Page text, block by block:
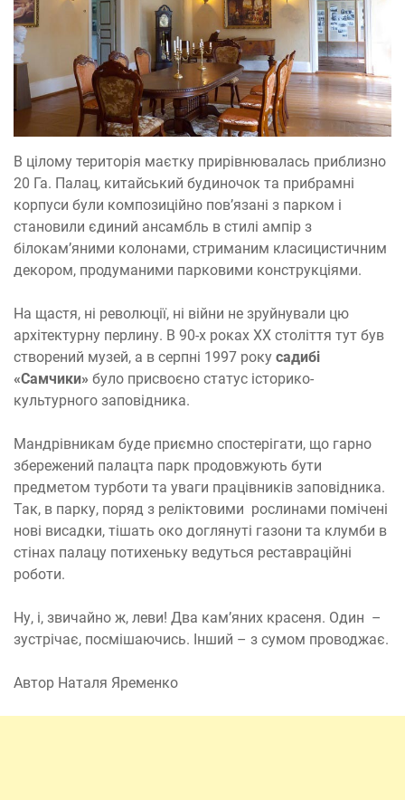
В цілому територія маєтку прирівнювалась приблизно
20 Га. Палац, китайський будиночок та прибрамні
корпуси були композиційно пов’язані з парком і
становили єдиний ансамбль в стилі ампір з
білокам’яними колонами, стриманим класицистичним
декором, продуманими парковими конструкціями.
На щастя, ні революції, ні війни не зруйнували цю
архітектурну перлину. В 90-х роках ХХ століття тут був
створений музей, а в серпні 1997 року садибі
«Самчики» було присвоєно статус історико-
культурного заповідника.
Мандрівникам буде приємно спостерігати, що гарно
збережений палацта парк продовжують бути
предметом турботи та уваги працівників заповідника.
Так, в парку, поряд з реліктовими рослинами помічені
нові висадки, тішать око доглянуті газони та клумби в
стінах палацу потихеньку ведуться реставраційні
роботи.
Ну, і, звичайно ж, леви! Два кам’яних красеня. Один –
зустрічає, посмішаючись. Інший – з сумом проводжає.
Автор Наталя Яременко